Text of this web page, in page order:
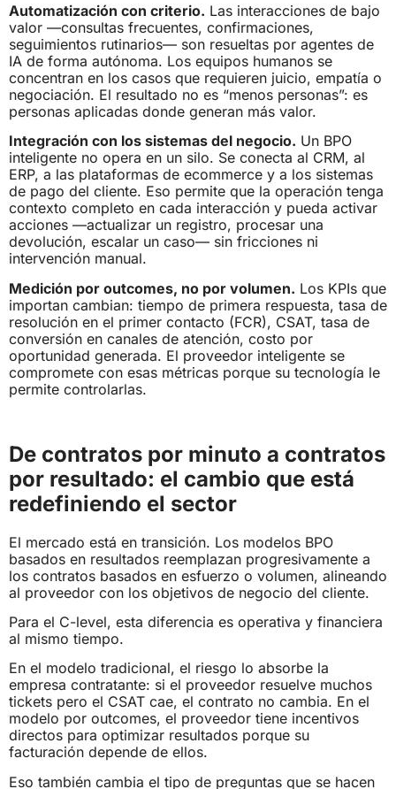
Automatización con criterio. Las interacciones de bajo
valor —consultas frecuentes, confirmaciones,
seguimientos rutinarios— son resueltas por agentes de
IA de forma autónoma. Los equipos humanos se
concentran en los casos que requieren juicio, empatía o
negociación. El resultado no es “menos personas”: es
personas aplicadas donde generan más valor.
Integración con los sistemas del negocio. Un BPO
inteligente no opera en un silo. Se conecta al CRM, al
ERP, a las plataformas de ecommerce y a los sistemas
de pago del cliente. Eso permite que la operación tenga
contexto completo en cada interacción y pueda activar
acciones —actualizar un registro, procesar una
devolución, escalar un caso— sin fricciones ni
intervención manual.
Medición por outcomes, no por volumen. Los KPIs que
importan cambian: tiempo de primera respuesta, tasa de
resolución en el primer contacto (FCR), CSAT, tasa de
conversión en canales de atención, costo por
oportunidad generada. El proveedor inteligente se
compromete con esas métricas porque su tecnología le
permite controlarlas.
De contratos por minuto a contratos
por resultado: el cambio que está
redefiniendo el sector
El mercado está en transición. Los modelos BPO
basados en resultados reemplazan progresivamente a
los contratos basados en esfuerzo o volumen, alineando
al proveedor con los objetivos de negocio del cliente.
Para el C-level, esta diferencia es operativa y financiera
al mismo tiempo.
En el modelo tradicional, el riesgo lo absorbe la
empresa contratante: si el proveedor resuelve muchos
tickets pero el CSAT cae, el contrato no cambia. En el
modelo por outcomes, el proveedor tiene incentivos
directos para optimizar resultados porque su
facturación depende de ellos.
Eso también cambia el tipo de preguntas que se hacen